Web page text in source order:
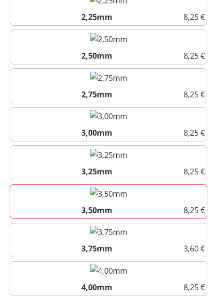
2,25mm
8,25 €
2,25mm
2,50mm
8,25 €
2,50mm
2,75mm
8,25 €
2,75mm
3,00mm
8,25 €
3,00mm
3,25mm
8,25 €
3,25mm
3,50mm
8,25 €
3,50mm
3,75mm
3,60 €
3,75mm
4,00mm
8,25 €